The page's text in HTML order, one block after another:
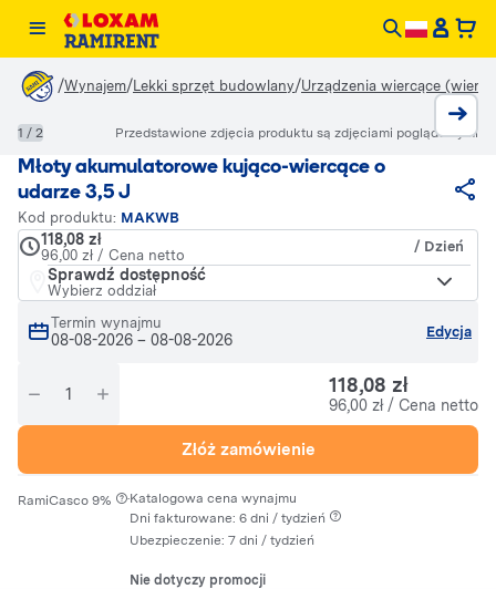
/Wynajem/Lekki sprzęt budowlany/Urządzenia wiercące
Młoty akumulatorowe kująco-wiercące o
udarze 3,5 J
Kod produktu: MAKWB
118,08 zł
96,00 zł / Cena netto
/ Dzień
Sprawdź dostępność
Wybierz oddział
Termin wynajmu
08-08-2026 – 08-08-2026 Edycja
118,08 zł
96,00 zł / Cena netto
Złóż zamówienie
RamiCasco 9% ·Katalogowa cena wynajmu
Dni fakturowane: 6 dni / tydzień
Ubezpieczenie: 7 dni / tydzień
Nie dotyczy promocji
1 / 2 Przedstawione zdjęcia produktu są zdjęciami poglądowymi